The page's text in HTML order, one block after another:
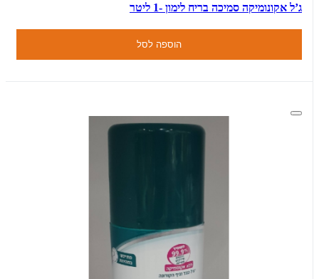
ג’ל אקונומיקה סמיכה בריח לימון -1 ליטר
הוספה לסל